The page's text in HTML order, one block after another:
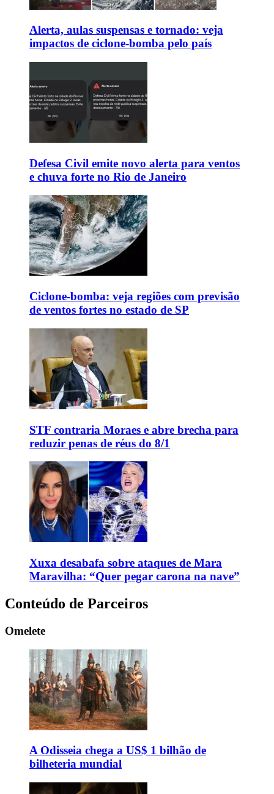
Alerta, aulas suspensas e tornado: veja
impactos de ciclone-bomba pelo país
Defesa Civil emite novo alerta para ventos
e chuva forte no Rio de Janeiro
Ciclone-bomba: veja regiões com previsão
de ventos fortes no estado de SP
STF contraria Moraes e abre brecha para
reduzir penas de réus do 8/1
Xuxa desabafa sobre ataques de Mara
Maravilha: “Quer pegar carona na nave”
Conteúdo de Parceiros
Omelete
A Odisseia chega a US$ 1 bilhão de
bilheteria mundial